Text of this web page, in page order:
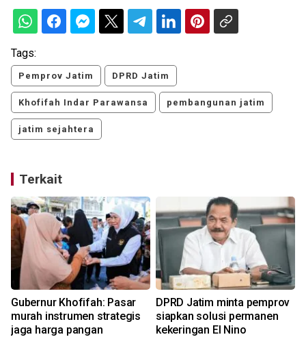
Tags:
Pemprov Jatim DPRD Jatim
Khofifah Indar Parawansa pembangunan jatim
jatim sejahtera
Terkait
Gubernur Khofifah: Pasar
murah instrumen strategis
jaga harga pangan
DPRD Jatim minta pemprov
siapkan solusi permanen
kekeringan El Nino